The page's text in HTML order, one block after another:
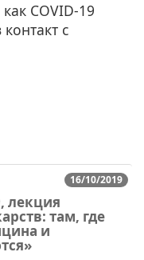
COVID-19
с
16/10/2019
лекция
там, где
и